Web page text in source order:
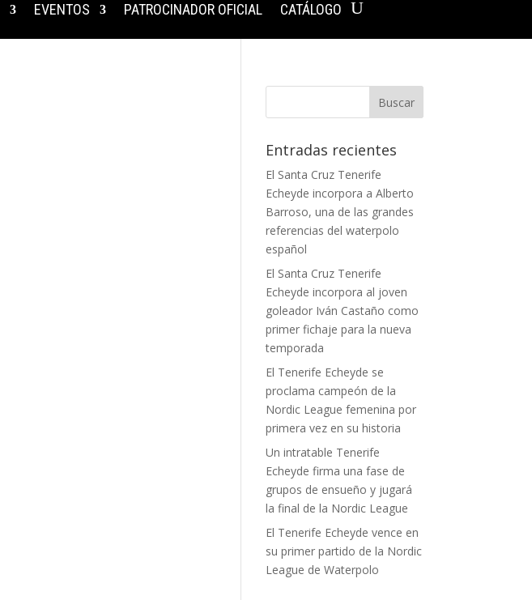
EVENTOS PATROCINADOR OFICIAL CATÁLOGO
Entradas recientes
El Santa Cruz Tenerife
Echeyde incorpora a Alberto
Barroso, una de las grandes
referencias del waterpolo
español
El Santa Cruz Tenerife
Echeyde incorpora al joven
goleador Iván Castaño como
primer fichaje para la nueva
temporada
El Tenerife Echeyde se
proclama campeón de la
Nordic League femenina por
primera vez en su historia
Un intratable Tenerife
Echeyde firma una fase de
grupos de ensueño y jugará
la final de la Nordic League
El Tenerife Echeyde vence en
su primer partido de la Nordic
League de Waterpolo